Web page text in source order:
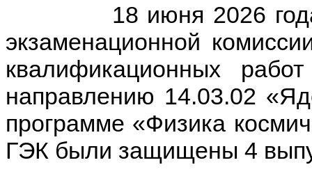
18 июня 2026 года на
экзаменационной
квалификационных
направлению 14.03.02
программе «Физика
ГЭК были защищены 4